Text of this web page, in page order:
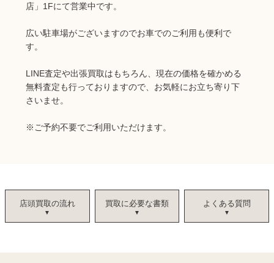
店」1Fにて営業中です。
広い駐車場がございますのでお車でのご利用も便利で
す。
LINE査定や出張買取はもちろん、現在の価格を確かめる
無料査定も行っておりますので、お気軽にお立ち寄り下
さいませ。
※ ご予約不要でご利用いただけます。
店頭買取の流れ 買取に必要な書類 よくある質問